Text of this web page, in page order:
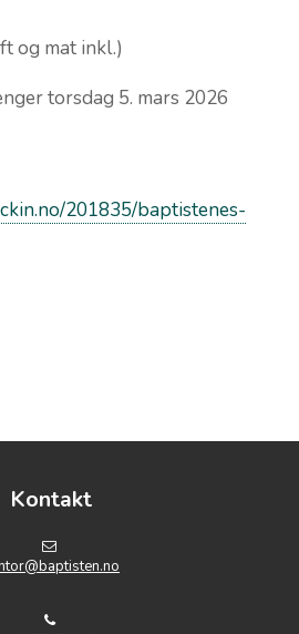
og mat inkl.)
torsdag 5. mars 2026
201835/baptistenes-
Kontakt